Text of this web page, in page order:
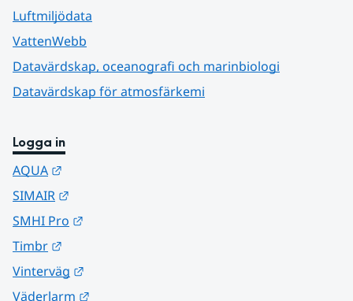
Luftmiljödata
VattenWebb
Datavärdskap, oceanografi och marinbiologi
Datavärdskap för atmosfärkemi
Logga in
AQUA
SIMAIR
SMHI Pro
Timbr
Vinterväg
Väderlarm